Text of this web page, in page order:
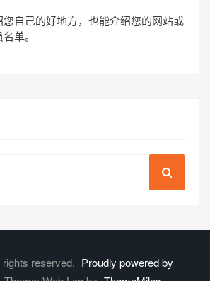
自己的好地方，也能介绍您的网站或
单。
reserved. Proudly powered by